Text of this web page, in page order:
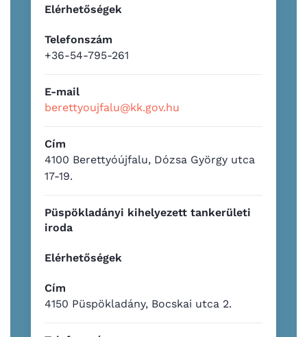
Elérhetőségek
Telefonszám
+36-54-795-261
E-mail
berettyoujfalu@kk.gov.hu
Cím
4100 Berettyóújfalu, Dózsa György utca
17-19.
Püspökladányi kihelyezett tankerületi
iroda
Elérhetőségek
Cím
4150 Püspökladány, Bocskai utca 2.